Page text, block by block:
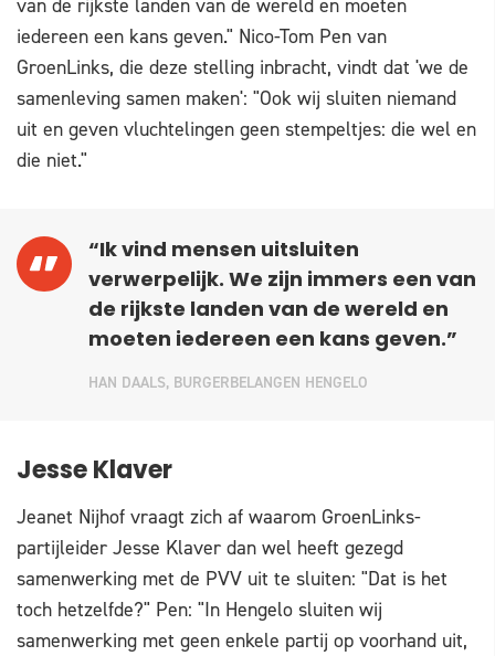
van de rijkste landen van de wereld en moeten
iedereen een kans geven." Nico-Tom Pen van
GroenLinks, die deze stelling inbracht, vindt dat 'we de
samenleving samen maken': "Ook wij sluiten niemand
uit en geven vluchtelingen geen stempeltjes: die wel en
die niet."
“Ik vind mensen uitsluiten
verwerpelijk. We zijn immers een van
de rijkste landen van de wereld en
moeten iedereen een kans geven.”
HAN DAALS, BURGERBELANGEN HENGELO
Jesse Klaver
Jeanet Nijhof vraagt zich af waarom GroenLinks-
partijleider Jesse Klaver dan wel heeft gezegd
samenwerking met de PVV uit te sluiten: "Dat is het
toch hetzelfde?" Pen: "In Hengelo sluiten wij
samenwerking met geen enkele partij op voorhand uit,